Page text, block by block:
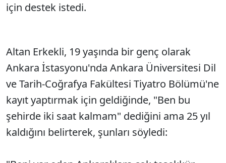
için destek istedi.
Altan Erkekli, 19 yaşında bir genç olarak
Ankara İstasyonu'nda Ankara Üniversitesi Dil
ve Tarih-Coğrafya Fakültesi Tiyatro Bölümü'ne
kayıt yaptırmak için geldiğinde, "Ben bu
şehirde iki saat kalmam" dediğini ama 25 yıl
kaldığını belirterek, şunları söyledi: